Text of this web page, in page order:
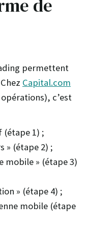
de
permettent
Capital.com
c’est
(étape 1) ;
» (étape 2) ;
mobile » (étape 3)
» (étape 4) ;
mobile (étape